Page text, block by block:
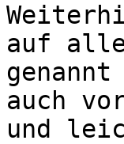
auf
auch
und